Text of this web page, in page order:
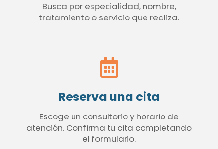
Busca por especialidad, nombre,
tratamiento o servicio que realiza.
Reserva una cita
Escoge un consultorio y horario de
atención. Confirma tu cita completando
el formulario.